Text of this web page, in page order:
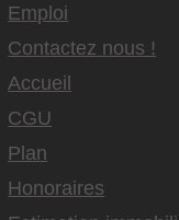
Emploi
Contactez nous !
Accueil
CGU
Plan
Honoraires